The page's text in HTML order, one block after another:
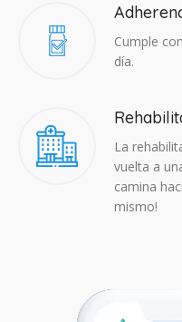
Cumple
día.
La
vuelta a
camina
mismo!